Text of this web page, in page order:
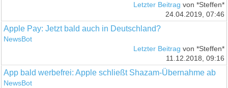
Letzter Beitrag von *Steffen*
24.04.2019, 07:46
Apple Pay: Jetzt bald auch in Deutschland?
NewsBot
Letzter Beitrag von *Steffen*
11.12.2018, 09:16
App bald werbefrei: Apple schließt Shazam-Übernahme ab
NewsBot